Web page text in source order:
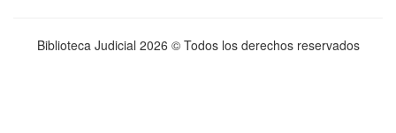
Biblioteca Judicial 2026 © Todos los derechos reservados